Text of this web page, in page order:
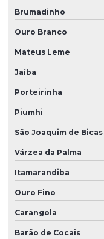
Brumadinho
Ouro Branco
Mateus Leme
Jaíba
Porteirinha
Piumhi
São Joaquim de Bicas
Várzea da Palma
Itamarandiba
Ouro Fino
Carangola
Barão de Cocais